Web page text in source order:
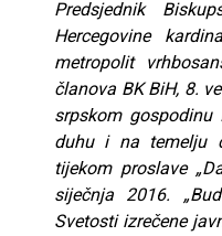
Predsjednik
Hercegovine
metropolit
članova BK BiH, 8.
srpskom gospodinu
duhu i na temelju
tijekom proslave
siječnja 2016.
Svetosti izrečene